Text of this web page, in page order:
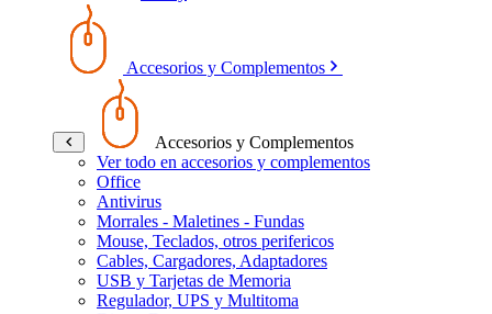
Accesorios y Complementos
Accesorios y Complementos
Ver todo en accesorios y complementos
Office
Antivirus
Morrales - Maletines - Fundas
Mouse, Teclados, otros perifericos
Cables, Cargadores, Adaptadores
USB y Tarjetas de Memoria
Regulador, UPS y Multitoma